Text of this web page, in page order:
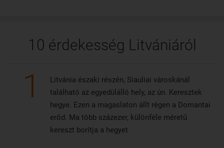
10 érdekesség Litvániáról
1
Litvánia északi részén, Siauliai városkánál
található az egyedülálló hely, az ún. Keresztek
hegye. Ezen a magaslaton állt régen a Domantai
erőd. Ma több százezer, különféle méretű
kereszt borítja a hegyet